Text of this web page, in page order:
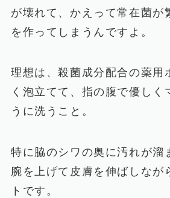
が壊れて、かえって常在菌が
を作ってしまうんですよ。
理想は、殺菌成分配合の薬用
く泡立てて、指の腹で優しく
うに洗うこと。
特に脇のシワの奥に汚れが溜
腕を上げて皮膚を伸ばしなが
トです。